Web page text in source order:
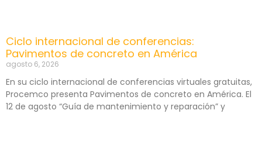
Ciclo internacional de conferencias:
Pavimentos de concreto en América
agosto 6, 2026
En su ciclo internacional de conferencias virtuales gratuitas,
Procemco presenta Pavimentos de concreto en América. El
12 de agosto “Guía de mantenimiento y reparación” y